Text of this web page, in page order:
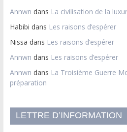
Annwn dans La civilisation de la
Habibi dans Les raisons d’espérer
Nissa dans Les raisons d’espérer
Annwn dans Les raisons d’espérer
Annwn dans La Troisième Guerre
préparation
LETTRE D’INFORMATION